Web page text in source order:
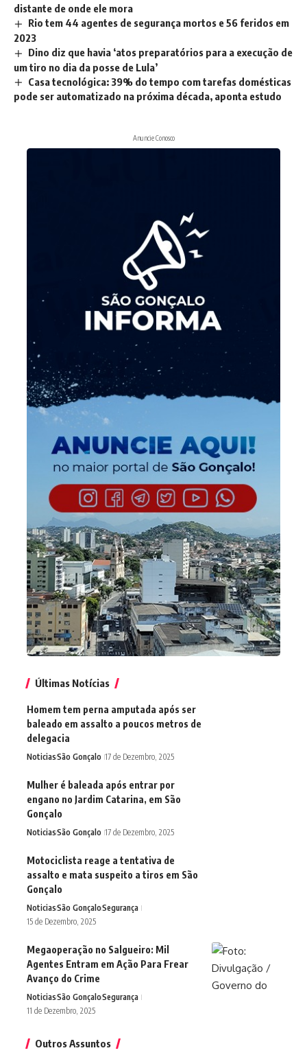
distante de onde ele mora
Rio tem 44 agentes de segurança mortos e 56 feridos em
2023
Dino diz que havia ‘atos preparatórios para a execução de
um tiro no dia da posse de Lula’
Casa tecnológica: 39% do tempo com tarefas domésticas
pode ser automatizado na próxima década, aponta estudo
Anuncie Conosco
Últimas Notícias
Homem tem perna amputada após ser
baleado em assalto a poucos metros de
delegacia
NoticiasSão Gonçalo 17 de Dezembro, 2025
Mulher é baleada após entrar por
engano no Jardim Catarina, em São
Gonçalo
NoticiasSão Gonçalo 17 de Dezembro, 2025
Motociclista reage a tentativa de
assalto e mata suspeito a tiros em São
Gonçalo
NoticiasSão GonçaloSegurança
15 de Dezembro, 2025
Megaoperação no Salgueiro: Mil
Agentes Entram em Ação Para Frear
Avanço do Crime
NoticiasSão GonçaloSegurança
11 de Dezembro, 2025
Outros Assuntos